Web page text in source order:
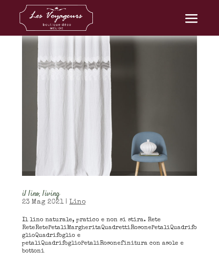
il lino, living
23 Mag 2021| Lino
Il lino naturale, pratico e non si stira. Rete
ReteRetePetaliMargheritaQuadrettiRosonePetaliQuadrifo
glioQuadrifoglio e
petaliQuadrifoglioPetaliRosonefinitura con asole e
bottoni